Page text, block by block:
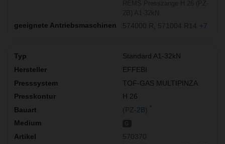
574000 R 571004 R14 +7
Standard A1-32kN
EFFEBI
TOF-GAS MULTIPINZA
H 26
(PZ-2B)
570370